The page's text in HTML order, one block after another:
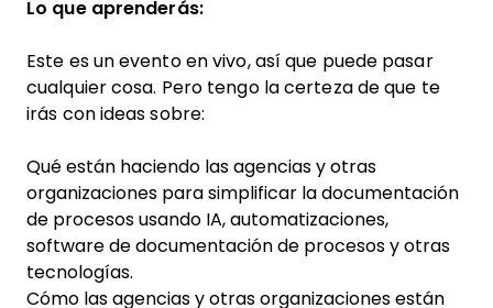
Lo que aprenderás:
Este es un evento en vivo, así que puede pasar
cualquier cosa. Pero tengo la certeza de que te
irás con ideas sobre:
Qué están haciendo las agencias y otras
organizaciones para simplificar la documentación
de procesos usando IA, automatizaciones,
software de documentación de procesos y otras
tecnologías.
Cómo las agencias y otras organizaciones están